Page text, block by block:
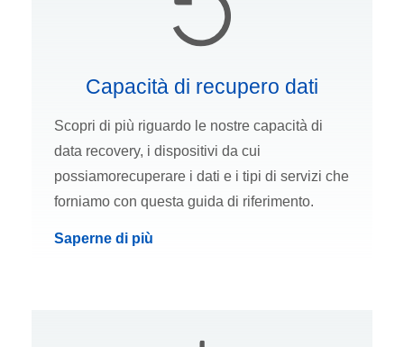
Capacità di recupero dati
Scopri di più riguardo le nostre capacità di
data recovery, i dispositivi da cui
possiamorecuperare i dati e i tipi di servizi che
forniamo con questa guida di riferimento.
Saperne di più